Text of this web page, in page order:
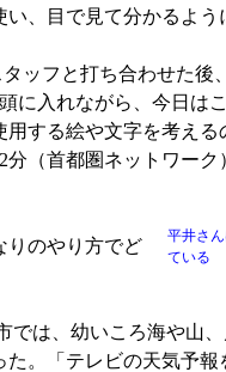
、目で見て分かるよう
ッフと打ち合わせた後
に入れながら、今日は
する絵や文字を考える
（首都圏ネットワーク
平井さ
ている
りのやり方でど
は、幼いころ海や山
。「テレビの天気予